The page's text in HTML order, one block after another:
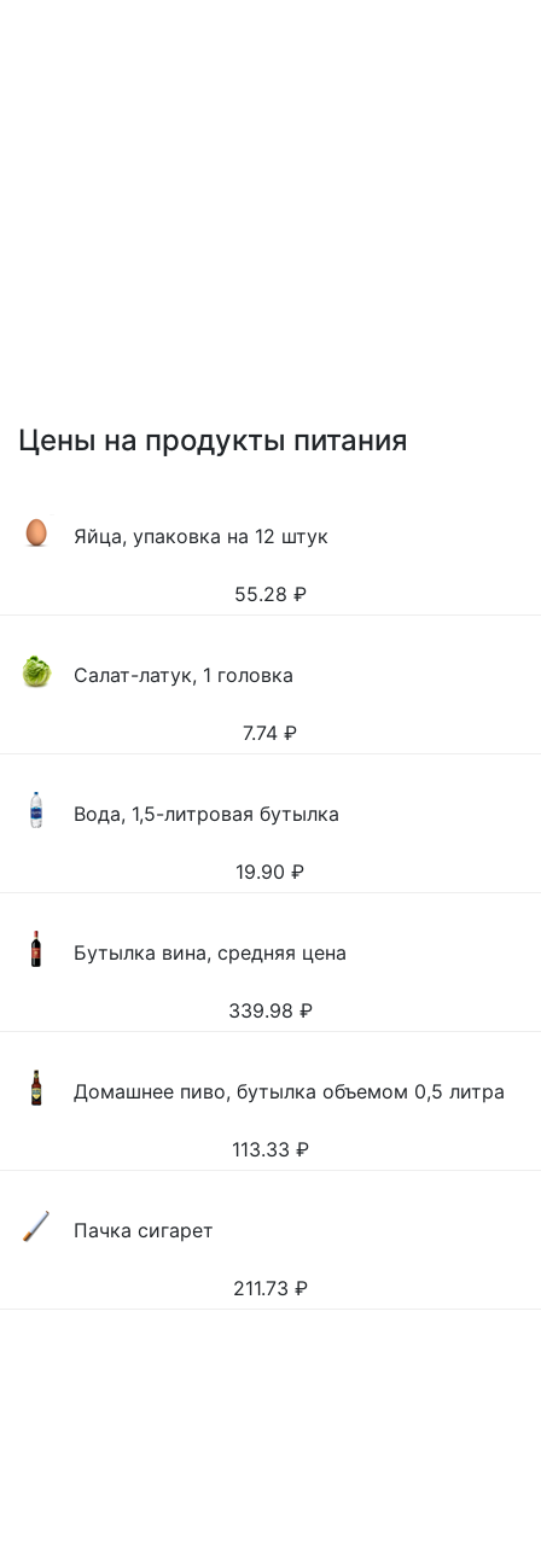
Цены на продукты питания
Яйца, упаковка на 12 штук
55.28 ₽
Салат-латук, 1 головка
7.74 ₽
Вода, 1,5-литровая бутылка
19.90 ₽
Бутылка вина, средняя цена
339.98 ₽
Домашнее пиво, бутылка объемом 0,5 литра
113.33 ₽
Пачка сигарет
211.73 ₽